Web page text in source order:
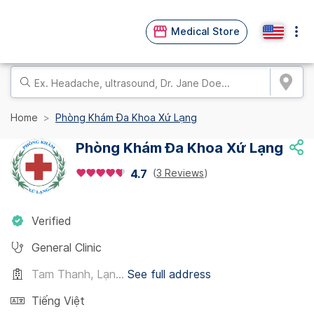
Medical Store
Home Phòng Khám Đa Khoa Xứ Lạng
Phòng Khám Đa Khoa Xứ Lạng
4.7 (3 Reviews)
Verified
General Clinic
Tam Thanh, Lạn... See full address
Tiếng Việt